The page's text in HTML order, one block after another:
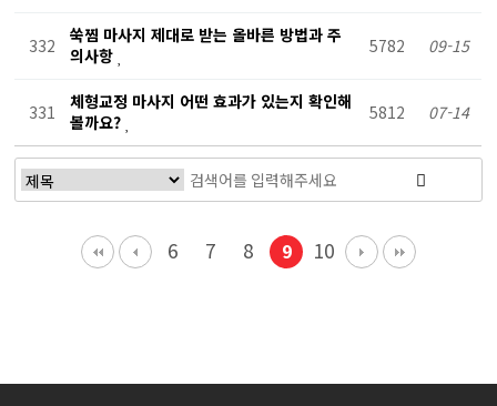
332
쑥찜 마사지 제대로 받는 올바른 방법과 주
의사항
5782 09-15
331
체형교정 마사지 어떤 효과가 있는지 확인해
볼까요?
5812 07-14
6 7 8 9 10